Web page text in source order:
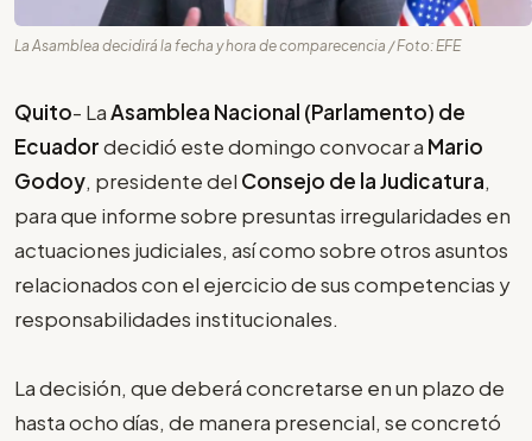
La Asamblea decidirá la fecha y hora de comparecencia / Foto: EFE
Quito- LaAsamblea Nacional (Parlamento) de
Ecuadordecidió este domingo convocar a Mario
Godoy, presidente del Consejo de la Judicatura,
para que informe sobre presuntas irregularidades en
actuaciones judiciales, así como sobre otros asuntos
relacionados con el ejercicio de sus competencias y
responsabilidades institucionales.
La decisión, que deberá concretarse en un plazo de
hasta ocho días, de manera presencial, se concretó